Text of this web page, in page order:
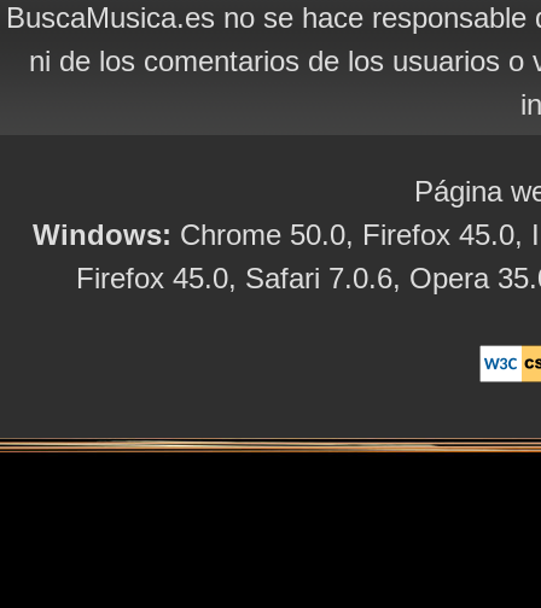
BuscaMusica.es no se hace
ni de los comentarios de los usuarios
Página
Windows: Chrome 50.0, Firefox 45.0,
Firefox 45.0, Safari 7.0.6, Opera